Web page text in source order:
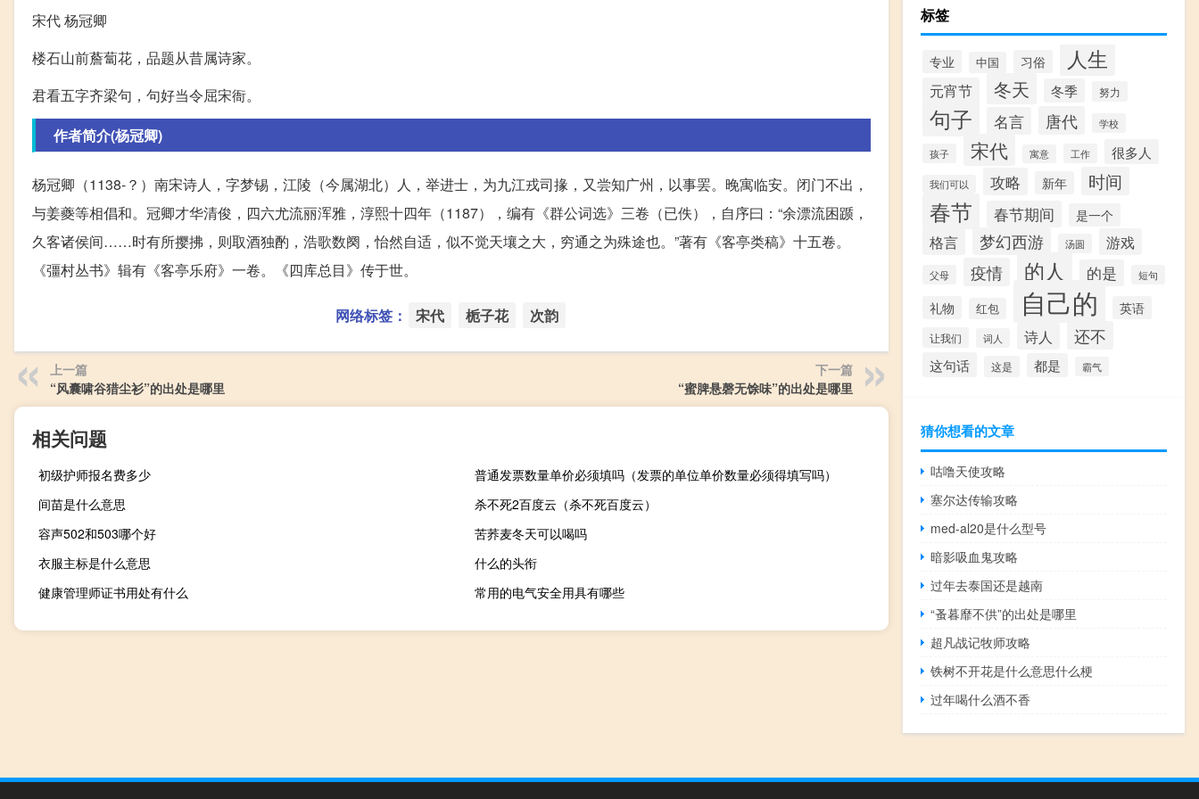
宋代 杨冠卿
楼石山前薝蔔花，品题从昔属诗家。
君看五字齐梁句，句好当令屈宋衙。
作者简介(杨冠卿)
杨冠卿（1138-？）南宋诗人，字梦锡，江陵（今属湖北）人，举进士，为九江戎司掾，又尝知广州，以事罢。晚寓临安。闭门不出，
与姜夔等相倡和。冠卿才华清俊，四六尤流丽浑雅，淳熙十四年（1187），编有《群公词选》三卷（已佚），自序曰：“余漂流困踬，
久客诸侯间……时有所撄拂，则取酒独酌，浩歌数阕，怡然自适，似不觉天壤之大，穷通之为殊途也。”著有《客亭类稿》十五卷。
《彊村丛书》辑有《客亭乐府》一卷。《四库总目》传于世。
网络标签： 宋代 栀子花 次韵
上一篇
“风囊啸谷猎尘衫”的出处是哪里
下一篇
“蜜脾悬磬无馀味”的出处是哪里
相关问题
初级护师报名费多少
普通发票数量单价必须填吗（发票的单位单价数量必须得填写吗）
间苗是什么意思
杀不死2百度云（杀不死百度云）
容声502和503哪个好
苦荞麦冬天可以喝吗
衣服主标是什么意思
什么的头衔
健康管理师证书用处有什么
常用的电气安全用具有哪些
标签
专业 中国 习俗 人生
元宵节 冬天 冬季 努力
句子 名言 唐代 学校
孩子 宋代 寓意 工作 很多人
我们可以 攻略 新年 时间
春节 春节期间 是一个
格言 梦幻西游 汤圆 游戏
父母 疫情 的人 的是 短句
礼物 红包 自己的 英语
让我们 词人 诗人 还不
这句话 这是 都是 霸气
猜你想看的文章
咕噜天使攻略
塞尔达传输攻略
med-al20是什么型号
暗影吸血鬼攻略
过年去泰国还是越南
“蚤暮靡不供”的出处是哪里
超凡战记牧师攻略
铁树不开花是什么意思什么梗
过年喝什么酒不香